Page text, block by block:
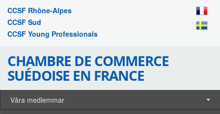
CCSF Rhône-Alpes
CCSF Sud
CCSF Young Professionals
CHAMBRE DE COMMERCE
SUÉDOISE EN FRANCE
Våra medlemmar